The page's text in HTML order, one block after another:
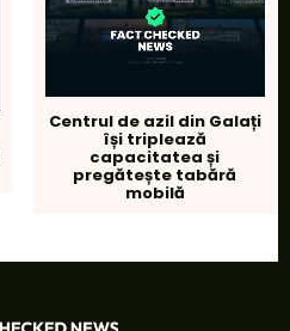
Centrul de azil din Galați
își triplează
capacitatea și
pregătește tabără
mobilă